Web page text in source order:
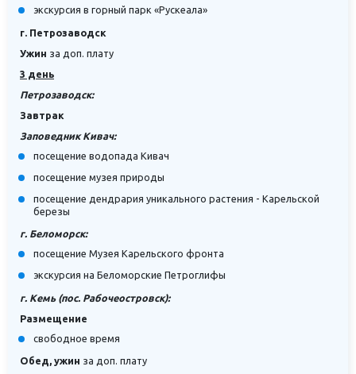
экскурсия в горный парк «Рускеала»
г. Петрозаводск
Ужин за доп. плату
3 день
Петрозаводск:
Завтрак
Заповедник Кивач:
посещение водопада Кивач
посещение музея природы
посещение дендрария уникального растения - Карельской
березы
г. Беломорск:
посещение Музея Карельского фронта
экскурсия на Беломорские Петроглифы
г. Кемь (пос. Рабочеостровск):
Размещение
свободное время
Обед, ужин за доп. плату